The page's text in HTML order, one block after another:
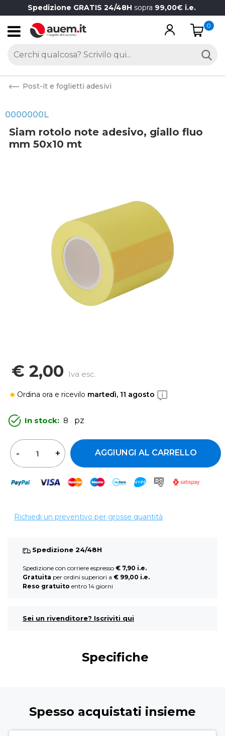
Spedizione GRATIS 24/48H sopra 99,00€ i.e.
Open
0
Post-it e foglietti adesivi
0000000L
Siam rotolo note adesivo, giallo fluo
mm 50x10 mt
€ 2,00 Iva esc.
Ordina ora e ricevilo martedì, 11 agosto
In stock: 8 pz
AGGIUNGI AL CARRELLO
Richiedi un preventivo per grosse quantità
Spedizione 24/48H
Spedizione con corriere espresso € 7,90 i.e.
Gratuita per ordini superiori a € 99,00 i.e.
Reso gratuito entro 14 giorni
Sei un rivenditore? Iscriviti qui
Specifiche
Spesso acquistati insieme